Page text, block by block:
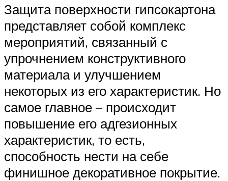
Защита поверхности гипсокартона
представляет собой комплекс
мероприятий, связанный с
упрочнением конструктивного
материала и улучшением
некоторых из его характеристик. Но
самое главное – происходит
повышение его адгезионных
характеристик, то есть,
способность нести на себе
финишное декоративное покрытие.